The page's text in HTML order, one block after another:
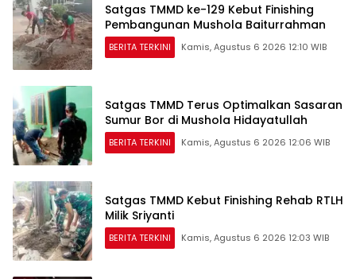
Satgas TMMD ke-129 Kebut Finishing
Pembangunan Mushola Baiturrahman
BERITA TERKINI Kamis, Agustus 6 2026 12:10 WIB
Satgas TMMD Terus Optimalkan Sasaran
Sumur Bor di Mushola Hidayatullah
BERITA TERKINI Kamis, Agustus 6 2026 12:06 WIB
Satgas TMMD Kebut Finishing Rehab RTLH
Milik Sriyanti
BERITA TERKINI Kamis, Agustus 6 2026 12:03 WIB